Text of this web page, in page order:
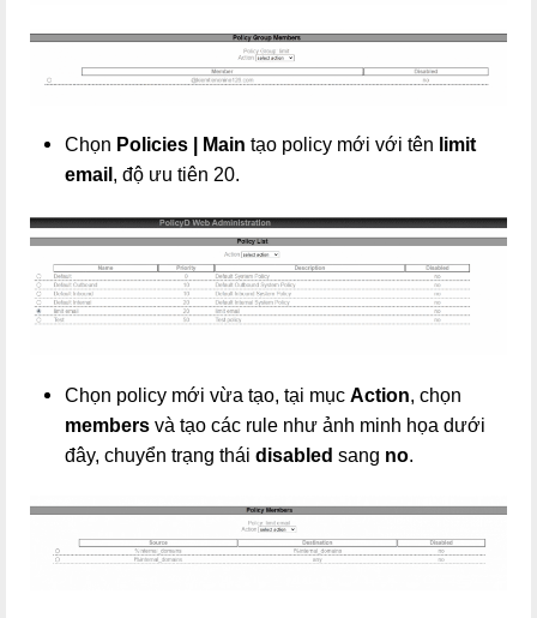
Chọn Policies | Main tạo policy mới với tên limit
email , độ ưu tiên 20.
Chọn policy mới vừa tạo, tại mục Action, chọn
members và tạo các rule như ảnh minh họa dưới
đây, chuyển trạng thái disabled sang no.